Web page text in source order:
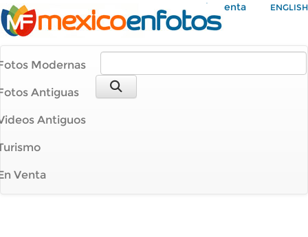
Mi Cuenta ENGLISH
Modernas
Antiguas
Antiguos
Venta